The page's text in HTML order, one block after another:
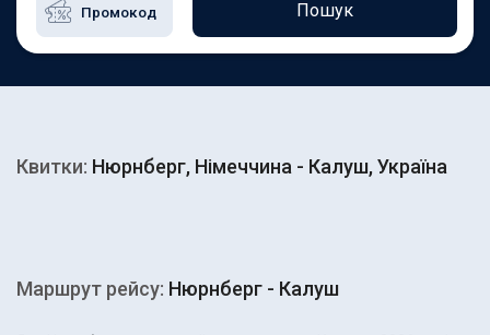
Пошук
Квитки: Нюрнберг, Німеччина - Калуш, Україна
Маршрут рейсу: Нюрнберг - Калуш